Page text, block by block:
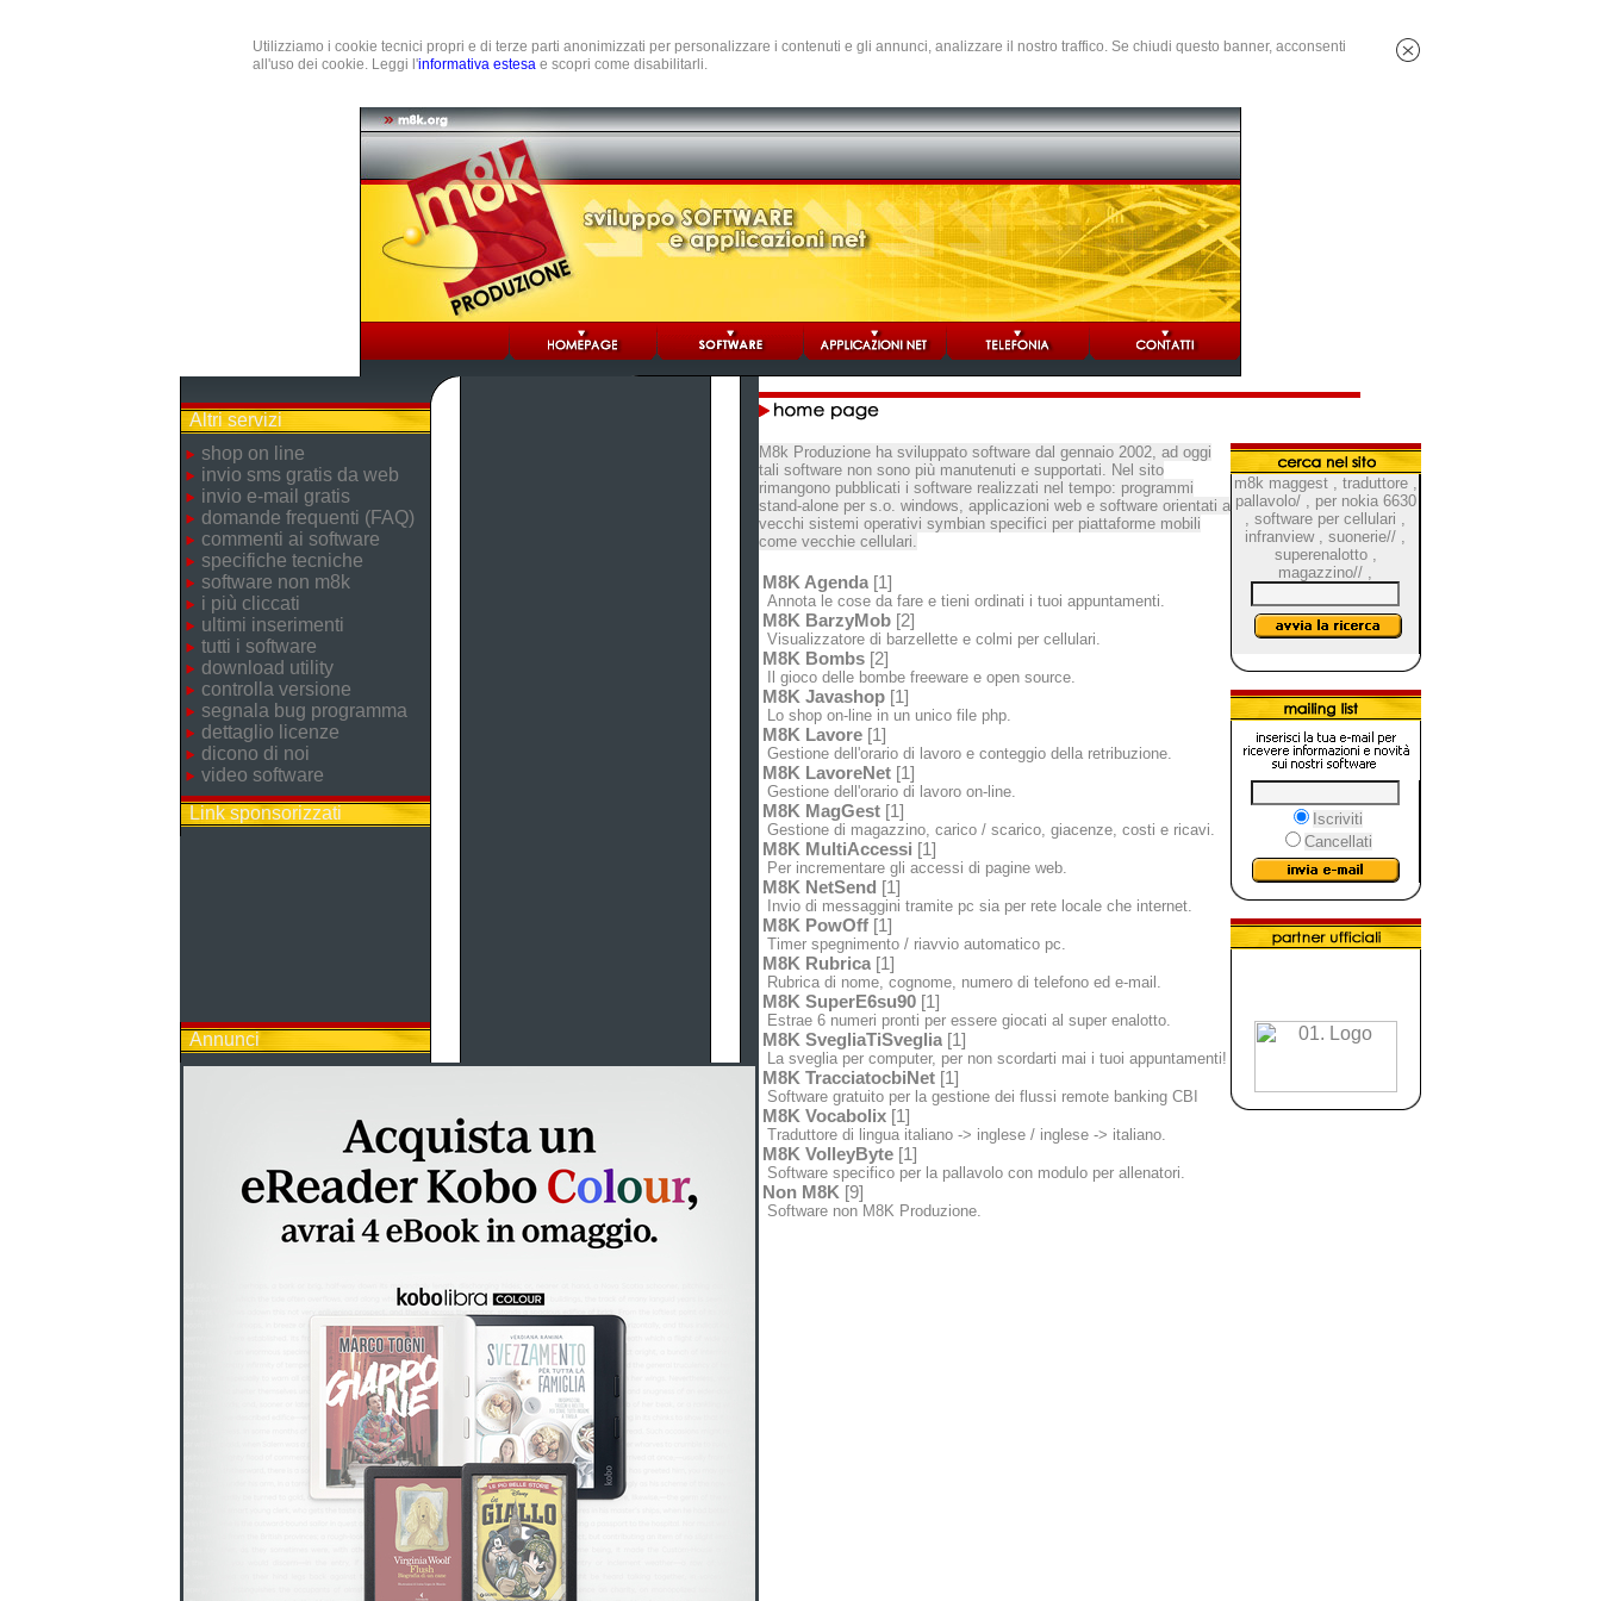
Utilizziamo i cookie tecnici propri e di terze parti anonimizzati per personalizzare i contenuti e gli annunci, analizzare il nostro traffico. Se chiudi questo banner, acconsenti
all'uso dei cookie. Leggi l'informativa estesa e scopri come disabilitarli.
Altri servizi
shop on line
invio sms gratis da web
invio e-mail gratis
domande frequenti (FAQ)
commenti ai software
specifiche tecniche
software non m8k
i più cliccati
ultimi inserimenti
tutti i software
download utility
controlla versione
segnala bug programma
dettaglio licenze
dicono di noi
video software
Link sponsorizzati
Annunci
M8k Produzione ha sviluppato software dal gennaio 2002, ad oggi
tali software non sono più manutenuti e supportati. Nel sito
rimangono pubblicati i software realizzati nel tempo: programmi
stand-alone per s.o. windows, applicazioni web e software orientati a
vecchi sistemi operativi symbian specifici per piattaforme mobili
come vecchie cellulari.
M8K Agenda [1]
Annota le cose da fare e tieni ordinati i tuoi appuntamenti.
M8K BarzyMob [2]
Visualizzatore di barzellette e colmi per cellulari.
M8K Bombs [2]
Il gioco delle bombe freeware e open source.
M8K Javashop [1]
Lo shop on-line in un unico file php.
M8K Lavore [1]
Gestione dell'orario di lavoro e conteggio della retribuzione.
M8K LavoreNet [1]
Gestione dell'orario di lavoro on-line.
M8K MagGest [1]
Gestione di magazzino, carico / scarico, giacenze, costi e ricavi.
M8K MultiAccessi [1]
Per incrementare gli accessi di pagine web.
M8K NetSend [1]
Invio di messaggini tramite pc sia per rete locale che internet.
M8K PowOff [1]
Timer spegnimento / riavvio automatico pc.
M8K Rubrica [1]
Rubrica di nome, cognome, numero di telefono ed e-mail.
M8K SuperE6su90 [1]
Estrae 6 numeri pronti per essere giocati al super enalotto.
M8K SvegliaTiSveglia [1]
La sveglia per computer, per non scordarti mai i tuoi appuntamenti!
M8K TracciatocbiNet [1]
Software gratuito per la gestione dei flussi remote banking CBI
M8K Vocabolix [1]
Traduttore di lingua italiano -> inglese / inglese -> italiano.
M8K VolleyByte [1]
Software specifico per la pallavolo con modulo per allenatori.
Non M8K [9]
Software non M8K Produzione.
m8k maggest , traduttore ,
pallavolo/ , per nokia 6630
, software per cellulari ,
infranview , suonerie// ,
superenalotto ,
magazzino// ,
Iscriviti
Cancellati